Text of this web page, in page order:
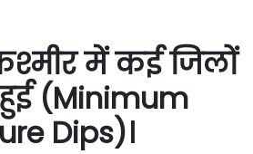
में कई जिलों
हुई (Minimum
Dips)।